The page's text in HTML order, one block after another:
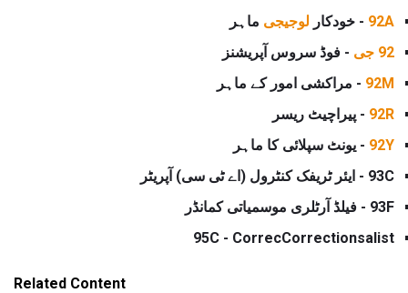
92A - خودکار لوجیجی ماہر
92 جی
- فوڈ سروس آپریشنز
92M - مراکشی امور کے ماہر
92R - پیراچیٹ ریسر
92Y - یونٹ سپلائی کا ماہر
93C - ایئر ٹریفک کنٹرول (اے ٹی سی) آپریٹر
93F - فیلڈ آرٹلری موسمیاتی کمانڈر
95C - CorrecCorrectionsalist
Related Content